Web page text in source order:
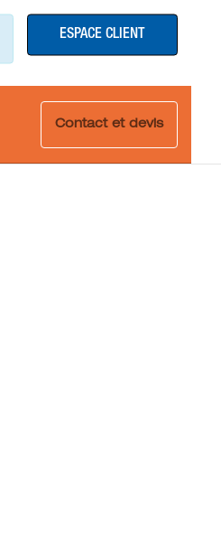
ESPACE CLIENT
Contact et devis